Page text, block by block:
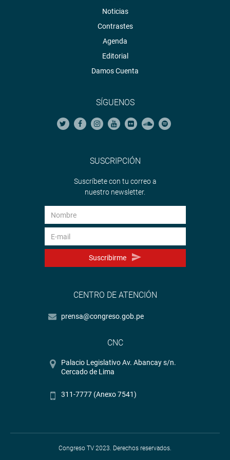
Puede encontrar más información en nuestra página web
http://www.congreso.gob.pe/
https://goo.gl/s5t7XN
https://goo.gl/iMywRR
YouTube:https://goo.gl/VBXBNk
goo.gl/hMwTg1
Noticias
Contrastes
Agenda
Editorial
Damos Cuenta
SÍGUENOS
SUSCRIPCIÓN
Suscríbete con tu correo a
nuestro newsletter.
Suscribirme
CENTRO DE ATENCIÓN
prensa@congreso.gob.pe
CNC
Palacio Legislativo Av. Abancay s/n.
Cercado de Lima
311-7777 (Anexo 7541)
Congreso TV 2023. Derechos reservados.